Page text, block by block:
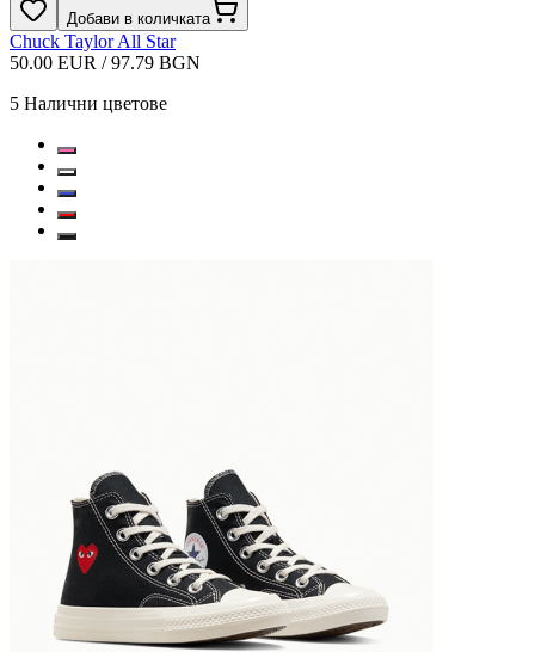
Добави в количката
Chuck Taylor All Star
50.00 EUR / 97.79 BGN
5 Налични цветове